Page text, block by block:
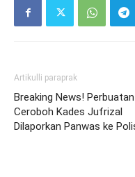
Artikulli paraprak
Breaking News! Perbuatan
Ceroboh Kades Jufrizal
Dilaporkan Panwas ke